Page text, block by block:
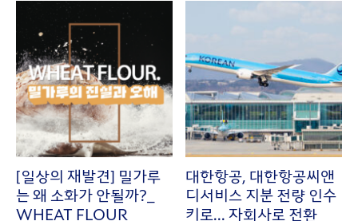
[일상의 재발견] 밀가루
는 왜 소화가 안될까?_
WHEAT FLOUR
대한항공, 대한항공씨앤
디서비스 지분 전량 인수
키로... 자회사로 전환